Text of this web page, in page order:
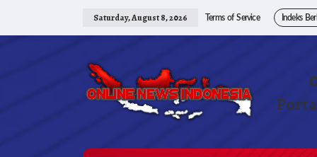
Saturday, August 8, 2026 Terms of Service Indeks